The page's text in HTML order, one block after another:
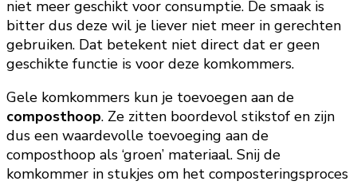
niet meer geschikt voor consumptie. De smaak is
bitter dus deze wil je liever niet meer in gerechten
gebruiken. Dat betekent niet direct dat er geen
geschikte functie is voor deze komkommers.
Gele komkommers kun je toevoegen aan de
composthoop. Ze zitten boordevol stikstof en zijn
dus een waardevolle toevoeging aan de
composthoop als ‘groen’ materiaal. Snij de
komkommer in stukjes om het composteringsproces